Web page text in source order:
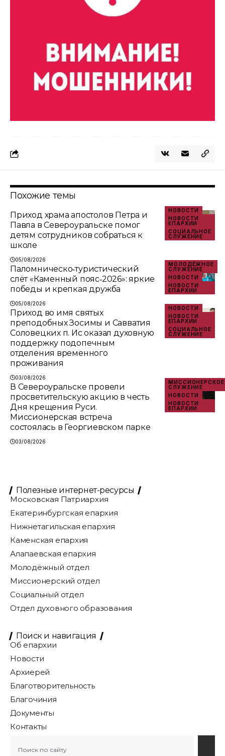
Похожие темы
НОВОСТИ
НОВОСТИ
ЕПАРХИИ
СОЦИАЛЬНОЕ
СЛУЖЕНИЕ
Приход храма апостолов Петра и
Павла в Североуральске помог
детям сотрудников собраться к
школе
05/08/2026
МОЛОДЁЖНОЕ
СЛУЖЕНИЕ
НОВОСТИ
НОВОСТИ
ЕПАРХИИ
Паломническо‑туристический
слёт «Каменный пояс‑2026»: яркие
победы и крепкая дружба
05/08/2026
НОВОСТИ
НОВОСТИ
ЕПАРХИИ
СОЦИАЛЬНОЕ
СЛУЖЕНИЕ
Приход во имя святых
преподобных Зосимы и Савватия
Соловецких п. Ис оказал духовную
поддержку подопечным
отделения временного
проживания
03/08/2026
МИССИОНЕРСКОЕ
СЛУЖЕНИЕ
НОВОСТИ
НОВОСТИ
ЕПАРХИИ
В Североуральске провели
просветительскую акцию в честь
Дня крещения Руси.
Миссионерская встреча
состоялась в Георгиевском парке
03/08/2026
Полезные интернет-ресурсы
Московская Патриархия
Екатеринбургская епархия
Нижнетагильская епархия
Каменская епархия
Алапаевская епархия
Молодёжный отдел
Миссионерский отдел
Социальный отдел
Отдел духовного образования
Поиск и навигация
Об епархии
Новости
Архиерей
Благотворительность
Благочиния
Документы
Контакты